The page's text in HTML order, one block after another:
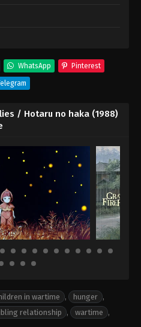
WhatsApp Pinterest
/ Hotaru no haka (1988)
in wartime , hunger ,
relationship , wartime
,